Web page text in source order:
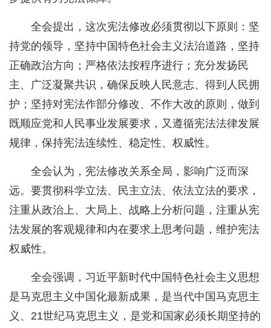
全会提出，这次宪法修改必须贯彻以下原则：坚
持党的领导，坚持中国特色社会主义法治道路，坚持
正确政治方向；严格依法按程序进行；充分发扬民
主、广泛凝聚共识，确保反映人民意志、得到人民拥
护；坚持对宪法作部分修改、不作大改的原则，做到
既顺应党和人民事业发展要求，又遵循宪法法律发展
规律，保持宪法连续性、稳定性、权威性。
全会认为，宪法修改关系全局，影响广泛而深
远。要贯彻科学立法、民主立法、依法立法的要求，
注重从政治上、大局上、战略上分析问题，注重从宪
法发展的客观规律和内在要求上思考问题，维护宪法
权威性。
全会强调，习近平新时代中国特色社会主义思想
是马克思主义中国化最新成果，是当代中国马克思主
义、21世纪马克思主义，是党和国家必须长期坚持的